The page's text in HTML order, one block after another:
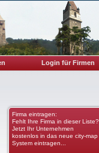
Login für Firmen
Firma eintragen:
Fehlt Ihre Firma in dieser Liste?
Jetzt Ihr Unternehmen
kostenlos in das neue city-map
System eintragen...